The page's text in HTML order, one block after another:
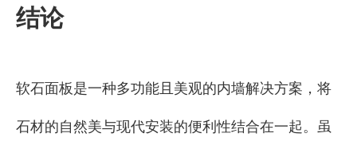
结论
软石面板是一种多功能且美观的内墙解决方案，将
石材的自然美与现代安装的便利性结合在一起。虽